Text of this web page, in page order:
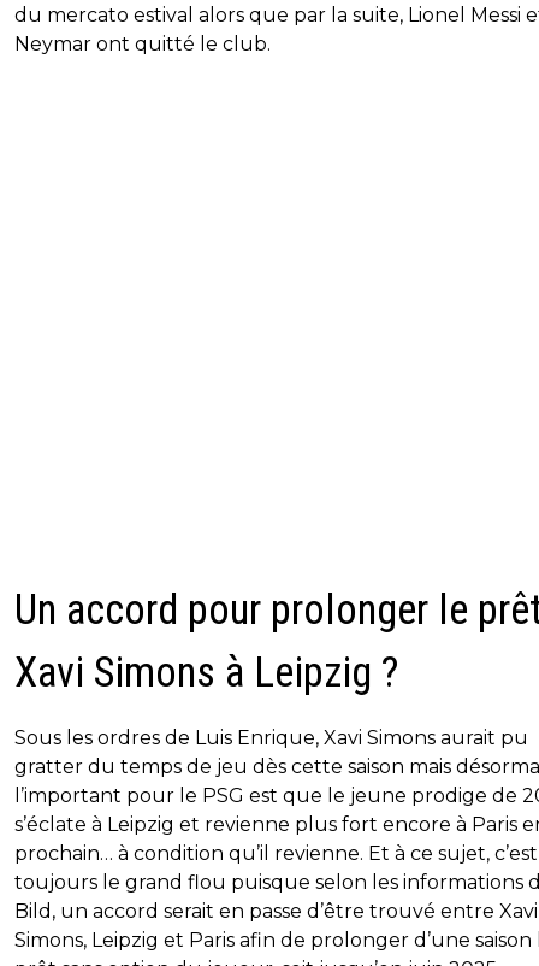
du mercato estival alors que par la suite, Lionel Messi
Neymar ont quitté le club.
Un accord pour prolonger le
Xavi Simons à Leipzig ?
Sous les ordres de Luis Enrique, Xavi Simons aurait pu
gratter du temps de jeu dès cette saison mais
l’important pour le PSG est que le jeune prodige de
s’éclate à Leipzig et revienne plus fort encore à Paris
prochain… à condition qu’il revienne. Et à ce sujet, c’est
toujours le grand flou puisque selon les informations
Bild, un accord serait en passe d’être trouvé entre Xavi
Simons, Leipzig et Paris afin de prolonger d’une saison